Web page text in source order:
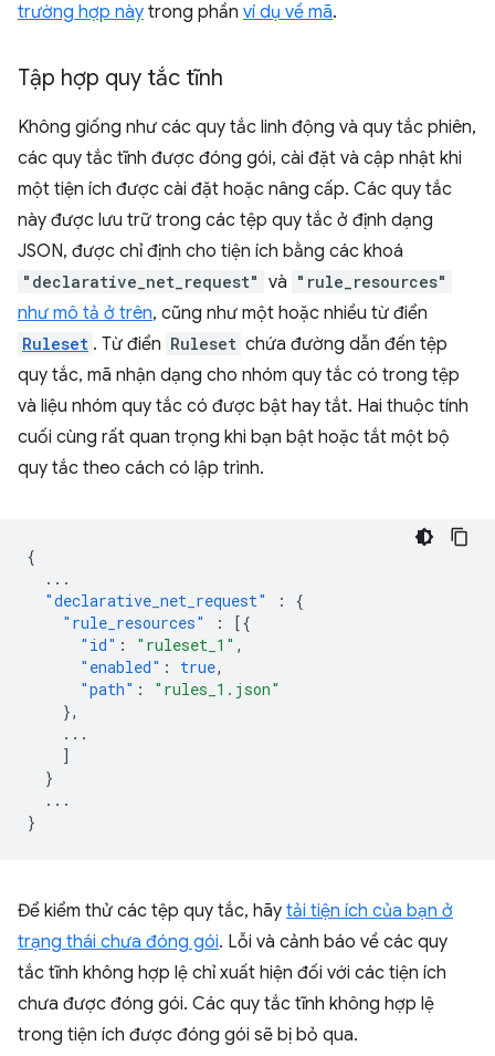
trường hợp này trong phần ví dụ về mã.
Tập hợp quy tắc tĩnh
Không giống như các quy tắc linh động và quy tắc phiên,
các quy tắc tĩnh được đóng gói, cài đặt và cập nhật khi
một tiện ích được cài đặt hoặc nâng cấp. Các quy tắc
này được lưu trữ trong các tệp quy tắc ở định dạng
JSON, được chỉ định cho tiện ích bằng các khoá
"declarative_net_request" và "rule_resources"
như mô tả ở trên, cũng như một hoặc nhiều từ điển
Ruleset . Từ điển Ruleset chứa đường dẫn đến tệp
quy tắc, mã nhận dạng cho nhóm quy tắc có trong tệp
và liệu nhóm quy tắc có được bật hay tắt. Hai thuộc tính
cuối cùng rất quan trọng khi bạn bật hoặc tắt một bộ
quy tắc theo cách có lập trình.
{
...
"declarative_net_request"
:
{
"rule_resources"
:
[{
"id" : "ruleset_1" ,
"enabled" : true,
"path" :
"rules_1.json"
},
...
]
}
...
}
Để kiểm thử các tệp quy tắc, hãy tải tiện ích của bạn ở
trạng thái chưa đóng gói. Lỗi và cảnh báo về các quy
tắc tĩnh không hợp lệ chỉ xuất hiện đối với các tiện ích
chưa được đóng gói. Các quy tắc tĩnh không hợp lệ
trong tiện ích được đóng gói sẽ bị bỏ qua.